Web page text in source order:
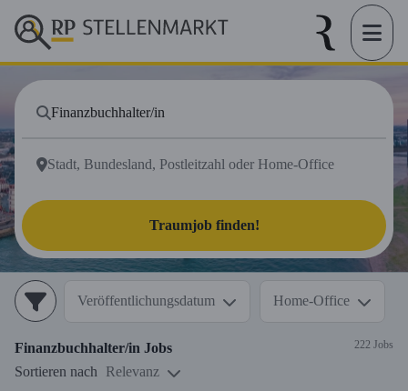
Traumjob finden!
Veröffentlichungsdatum Home-Office
Finanzbuchhalter/in Jobs 222 Jobs
Sortieren nach Relevanz